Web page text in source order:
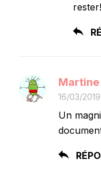
rester!
Martine
16/03/
Un